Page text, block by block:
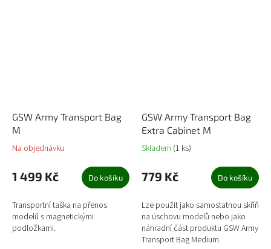
GSW Army Transport Bag
M
Na objednávku
1 499 Kč Do košíku
Transportní taška na přenos
modelů s magnetickými
podložkami.
GSW Army Transport Bag
Extra Cabinet M
Skladem (1 ks)
779 Kč Do košíku
Lze použit jako samostatnou skříň
na úschovu modelů nebo jako
náhradní část produktu GSW Army
Transport Bag Medium.